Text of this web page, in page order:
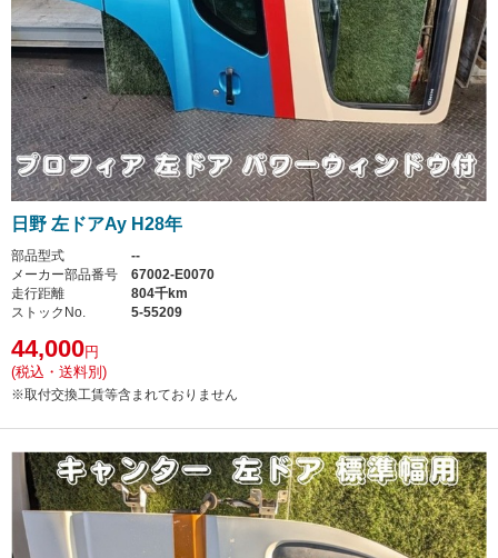
日野 左ドアAy H28年
部品型式
--
メーカー部品番号
67002-E0070
走行距離
804千km
ストックNo.
5-55209
44,000円
(税込・送料別)
※取付交換工賃等含まれておりません